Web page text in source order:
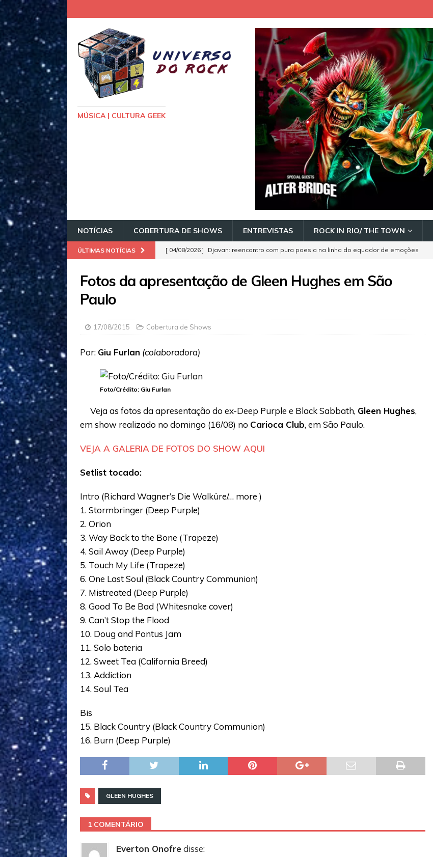
MÚSICA | CULTURA GEEK
NOTÍCIAS COBERTURA DE SHOWS ENTREVISTAS ROCK IN RIO/ THE TOWN
ÚLTIMAS NOTÍCIAS [ 04/08/2026 ] Djavan: reencontro com pura poesia na linha do equador de emoções
[ 03/08/2026 ] Edu Falaschi traz nova turnê de celebração dos 35 anos de carreira
[ 01/08/2026 ]
[ 06/08/2026 ]
Fotos da apresentação de Gleen Hughes em São
Paulo
17/08/2015 Cobertura de Shows
Por: Giu Furlan (colaboradora)
Foto/Crédito: Giu Furlan
Veja as fotos da apresentação do ex-Deep Purple e Black Sabbath, Gleen Hughes,
em show realizado no domingo (16/08) no Carioca Club, em São Paulo.
VEJA A GALERIA DE FOTOS DO SHOW AQUI
Setlist tocado:
Intro (Richard Wagner’s Die Walküre/… more )
1. Stormbringer (Deep Purple)
2. Orion
3. Way Back to the Bone (Trapeze)
4. Sail Away (Deep Purple)
5. Touch My Life (Trapeze)
6. One Last Soul (Black Country Communion)
7. Mistreated (Deep Purple)
8. Good To Be Bad (Whitesnake cover)
9. Can’t Stop the Flood
10. Doug and Pontus Jam
11. Solo bateria
12. Sweet Tea (California Breed)
13. Addiction
14. Soul Tea
Bis
15. Black Country (Black Country Communion)
16. Burn (Deep Purple)
GLEEN HUGHES
1 COMENTÁRIO
Everton Onofre disse: